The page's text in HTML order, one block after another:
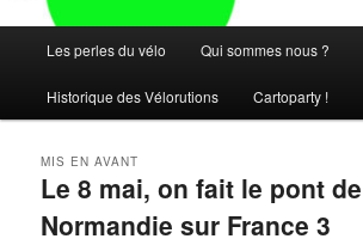
principal
Les perles du vélo Qui sommes nous ?
Historique des Vélorutions Cartoparty !
Le 8 mai, on fait le pont de
Normandie sur France 3
MIS EN AVANT